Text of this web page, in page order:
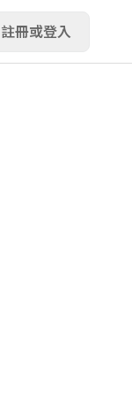
註冊或登入